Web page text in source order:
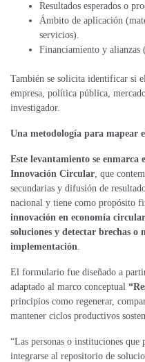
Resultados esperados o
Ámbito de aplicación
servicios).
Financiamiento y alianzas
También se solicita identificar si
empresa, política pública,
investigador.
Una metodología para mapear
Este levantamiento se enmarca
Innovación Circular, que
secundarias y difusión de
nacional y tiene como propósito
innovación en economía
soluciones y detectar brechas o
implementación.
El formulario fue diseñado a
adaptado al marco conceptual
principios como regenerar,
mantener ciclos productivos
“Las personas o instituciones
integrarse al repositorio de